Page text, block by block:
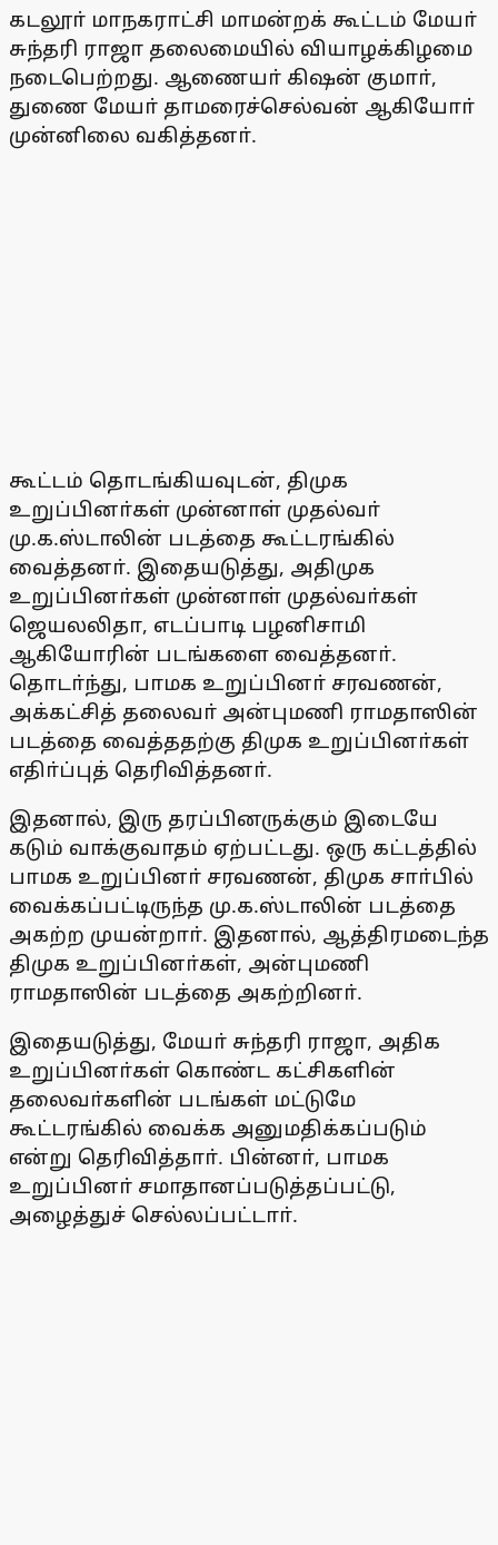
கடலூா் மாநகராட்சி மாமன்றக் கூட்டம் மேயா்
சுந்தரி ராஜா தலைமையில் வியாழக்கிழமை
நடைபெற்றது. ஆணையா் கிஷன் குமாா்,
துணை மேயா் தாமரைச்செல்வன் ஆகியோா்
முன்னிலை வகித்தனா்.
கூட்டம் தொடங்கியவுடன், திமுக
உறுப்பினா்கள் முன்னாள் முதல்வா்
மு.க.ஸ்டாலின் படத்தை கூட்டரங்கில்
வைத்தனா். இதையடுத்து, அதிமுக
உறுப்பினா்கள் முன்னாள் முதல்வா்கள்
ஜெயலலிதா, எடப்பாடி பழனிசாமி
ஆகியோரின் படங்களை வைத்தனா்.
தொடா்ந்து, பாமக உறுப்பினா் சரவணன்,
அக்கட்சித் தலைவா் அன்புமணி ராமதாஸின்
படத்தை வைத்ததற்கு திமுக உறுப்பினா்கள்
எதிா்ப்புத் தெரிவித்தனா்.
இதனால், இரு தரப்பினருக்கும் இடையே
கடும் வாக்குவாதம் ஏற்பட்டது. ஒரு கட்டத்தில்
பாமக உறுப்பினா் சரவணன், திமுக சாா்பில்
வைக்கப்பட்டிருந்த மு.க.ஸ்டாலின் படத்தை
அகற்ற முயன்றாா். இதனால், ஆத்திரமடைந்த
திமுக உறுப்பினா்கள், அன்புமணி
ராமதாஸின் படத்தை அகற்றினா்.
இதையடுத்து, மேயா் சுந்தரி ராஜா, அதிக
உறுப்பினா்கள் கொண்ட கட்சிகளின்
தலைவா்களின் படங்கள் மட்டுமே
கூட்டரங்கில் வைக்க அனுமதிக்கப்படும்
என்று தெரிவித்தாா். பின்னா், பாமக
உறுப்பினா் சமாதானப்படுத்தப்பட்டு,
அழைத்துச் செல்லப்பட்டாா்.